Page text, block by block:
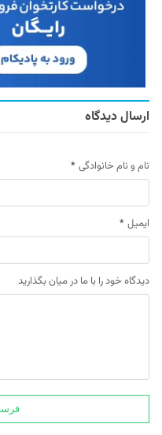
ارسال دیدگاه
نام و نام خانوادگی *
ایمیل *
دیدگاه خود را با ما در میان بگذارید